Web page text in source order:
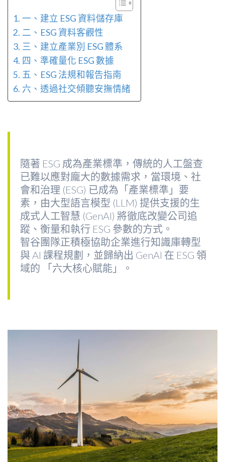
一、建立 ESG 資料儲存庫
二、ESG 資料客觀性
三、建立產業別 ESG 體系
四、準確量化 ESG 數據
五、ESG 法規和報告指南
六、透過社交傾聽安撫情緒
隨著 ESG 成為產業標準，傳統的人工盤查
已難以應對龐大的數據需求，當環境、社
會和治理 (ESG) 已成為「產業標準」要
素，由大型語言模型 (LLM) 提供支援的生
成式人工智慧 (GenAI) 將徹底改變公司追
蹤、衡量和執行 ESG 參數的方式。
智谷團隊正積極協助企業進行知識庫轉型
與 AI 課程規劃，並歸納出 GenAI 在 ESG 領
域的 「六大核心賦能」。